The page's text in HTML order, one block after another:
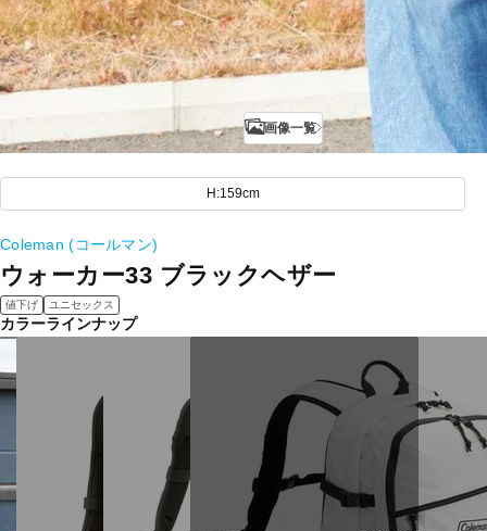
画像一覧
H:159cm
Coleman (コールマン)
ウォーカー33 ブラックヘザー
値下げ ユニセックス
カラーラインナップ